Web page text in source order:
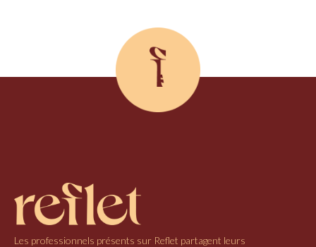
Les professionnels présents sur Reflet partagent leurs